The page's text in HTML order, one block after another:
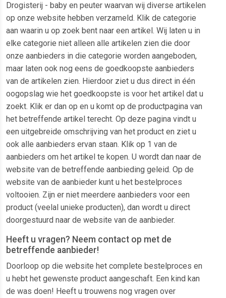
Drogisterij - baby en peuter waarvan wij diverse artikelen
op onze website hebben verzameld. Klik de categorie
aan waarin u op zoek bent naar een artikel. Wij laten u in
elke categorie niet alleen alle artikelen zien die door
onze aanbieders in die categorie worden aangeboden,
maar laten ook nog eens de goedkoopste aanbieders
van de artikelen zien. Hierdoor ziet u dus direct in één
oogopslag wie het goedkoopste is voor het artikel dat u
zoekt. Klik er dan op en u komt op de productpagina van
het betreffende artikel terecht. Op deze pagina vindt u
een uitgebreide omschrijving van het product en ziet u
ook alle aanbieders ervan staan. Klik op 1 van de
aanbieders om het artikel te kopen. U wordt dan naar de
website van de betreffende aanbieding geleid. Op de
website van de aanbieder kunt u het bestelproces
voltooien. Zijn er niet meerdere aanbieders voor een
product (veelal unieke producten), dan wordt u direct
doorgestuurd naar de website van de aanbieder.
Heeft u vragen? Neem contact op met de
betreffende aanbieder!
Doorloop op die website het complete bestelproces en
u hebt het gewenste product aangeschaft. Een kind kan
de was doen! Heeft u trouwens nog vragen over